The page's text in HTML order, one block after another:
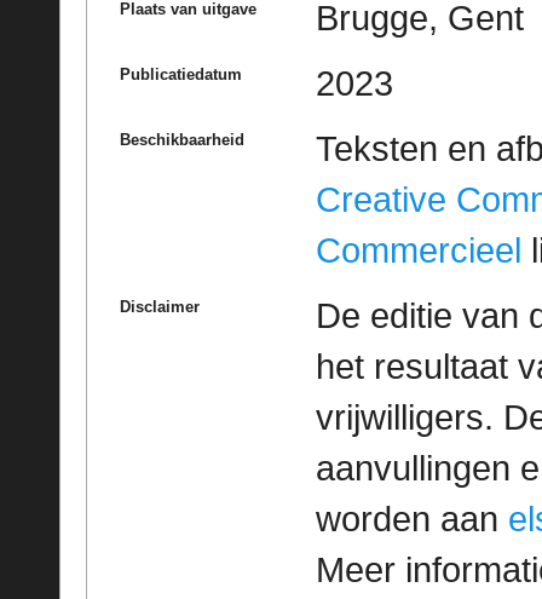
Plaats van uitgave Brugge, Gent
Publicatiedatum 2023
Beschikbaarheid
Teksten en
Creative
Commercieel
Disclaimer
De editie van
het resultaat
vrijwilligers.
aanvullingen
worden aan
Meer